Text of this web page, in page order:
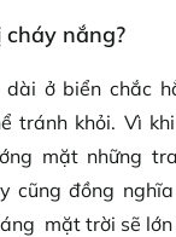
nắng?
ở biển chắc
tránh khỏi. Vì
mặt những
cũng đồng
mặt trời sẽ lớn